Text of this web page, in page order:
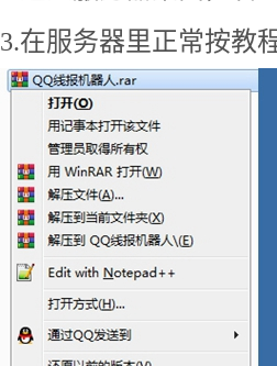
3.在服务器里正常按教